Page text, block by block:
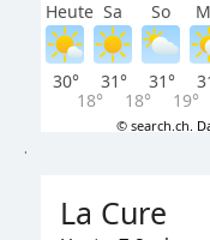
.